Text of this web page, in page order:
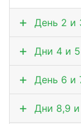
День 2 и
Дни 4 и 5
День 6 и
Дни 8,9 и